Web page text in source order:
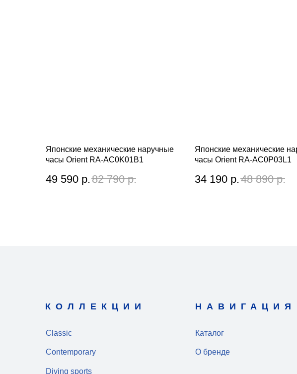
Японские механические наручные
часы Orient RA-AC0K01B1
49 590 р.82 790 р.
Японские механические
часы Orient RA-AC0P03L1
34 190 р.48 890 р.
О бренде
Каталог
Diving sports
Contemporary
НАВИГАЦИЯ
КОЛЛЕКЦИИ
Classic